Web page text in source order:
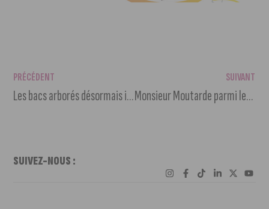
PRÉCÉDENT
Les bacs arborés désormais installés rue de la Liberté
SUIVANT
Monsieur Moutarde parmi les 100 meilleurs bars de France
SUIVEZ-NOUS :